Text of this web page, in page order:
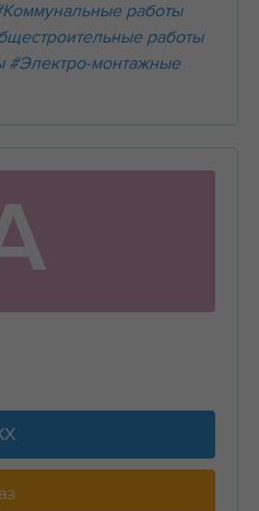
работы
работы
#Электро-монтажные